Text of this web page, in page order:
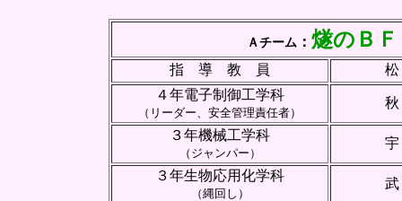
Ａチーム ： 燧のＢ
指 導 教 員
４年電子制御工学科
（リーダー、安全管理責任者）
３年機械工学科
（ジャンパー）
３年生物応用化学科
（縄回し）